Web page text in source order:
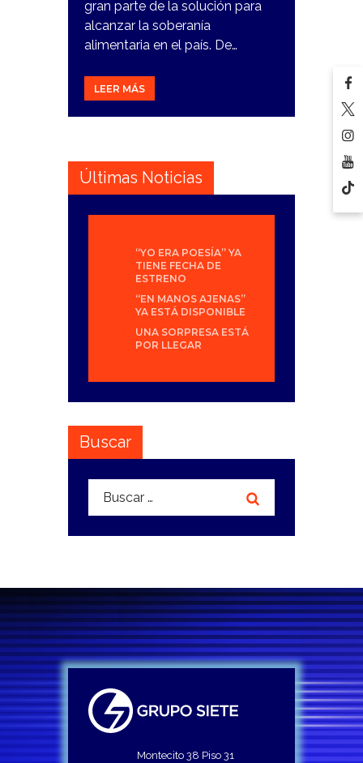
gran parte de la solución para
alcanzar la soberanía
alimentaria en el país. De…
LEER MÁS
Últimas Noticias
“YO ERA POESÍA” YA
TIENE FECHA DE
ESTRENO
“EN MANOS AJENAS”
YA ESTÁ DISPONIBLE
UNA SORPRESA ESTÁ
POR LLEGAR
Buscar
Buscar:
Montecito 38 Piso 31